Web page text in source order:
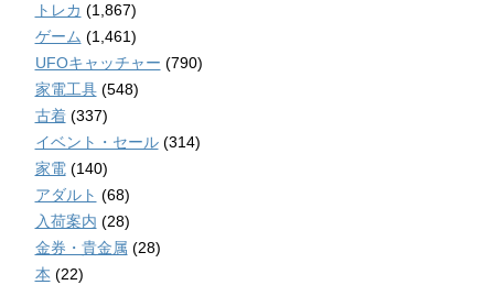
トレカ (1,867)
ゲーム (1,461)
UFOキャッチャー (790)
家電工具(548)
古着(337)
イベント・セール(314)
家電(140)
アダルト (68)
入荷案内 (28)
金券・貴金属 (28)
本 (22)